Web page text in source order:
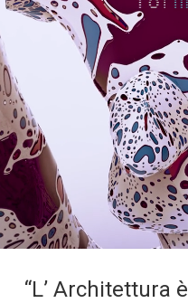
“L’ Architettura è